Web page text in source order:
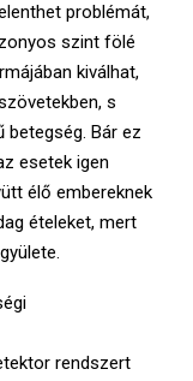
problémát,
szint fölé
kiválhat,
s
betegség. Bár ez
esetek igen
élő embereknek
ételeket, mert
rendszert